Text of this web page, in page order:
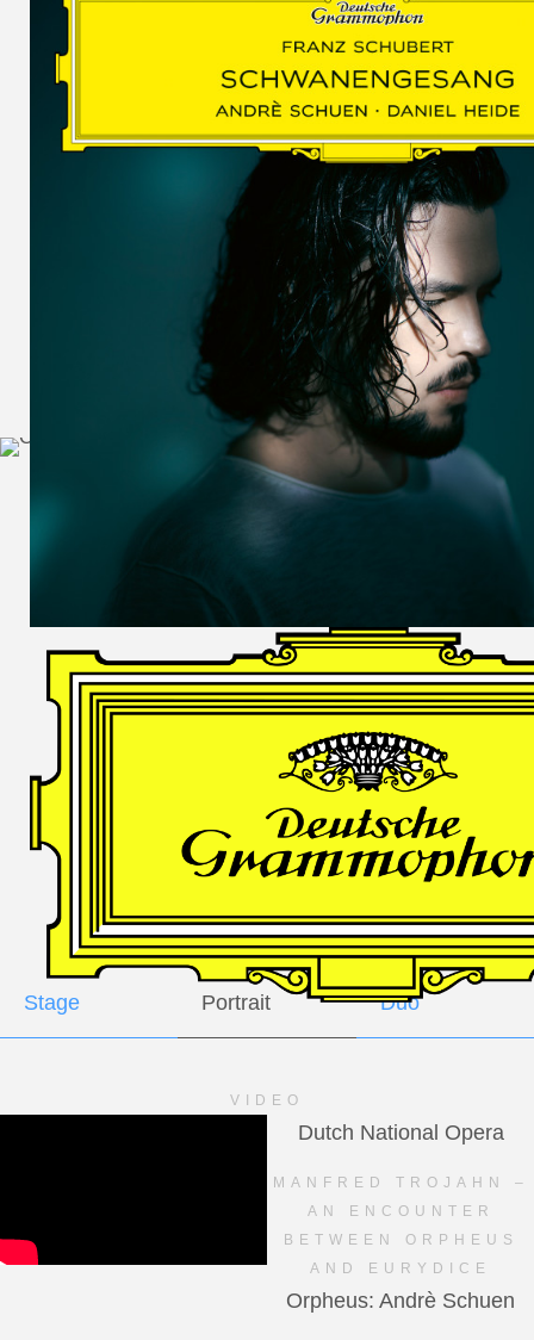
WOLF
MARTIN
SCHUMANN,
LIEDERKREIS
OP. 24
SECHS
MONOLOGE
AUS
JEDERMANN
GESÄNGE
Andrè Schuen,
Baritone
Daniel Heide,
Piano
GALLERY
Stage Portrait Duo
VIDEO
Dutch National Opera
MANFRED TROJAHN –
AN ENCOUNTER
BETWEEN ORPHEUS
AND EURYDICE
Orpheus: Andrè Schuen